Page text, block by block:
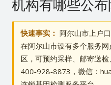
机构有哪些公
快速事实： 阿尔山市上户
在阿尔山市设有多个服务
区，可预约采样、邮寄送
400-928-8873，微信：